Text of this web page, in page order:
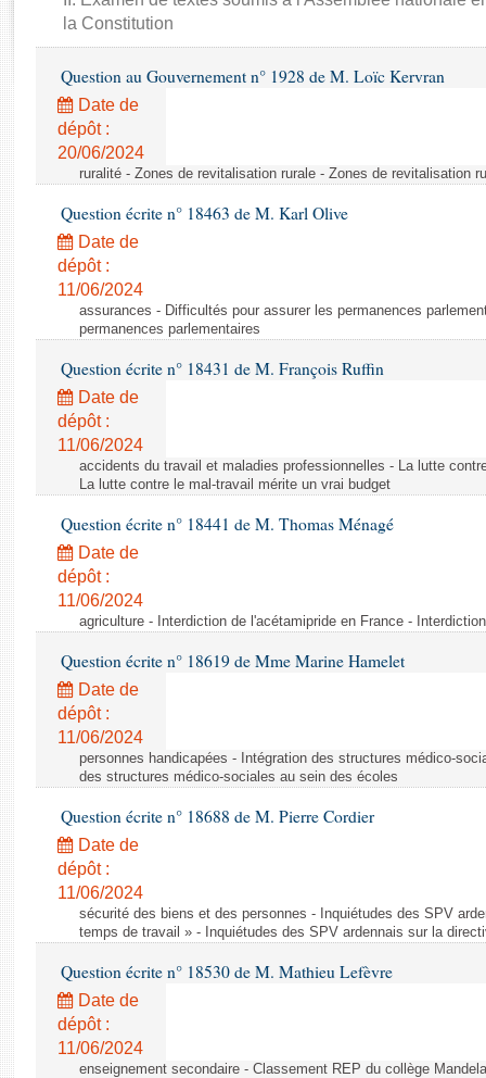
Rapports d'enquête
Rapports législatifs
Baromètre de l’application des lois
Dossiers législatifs
Budget et sécurité sociale
la Constitution
Question au Gouvernement n° 1928 de M. Loïc Kervran
Date de
dépôt :
20/06/2024
ruralité - Zones de revitalisation rurale - Zones de revitalisation
Question écrite n° 18463 de M. Karl Olive
Date de
dépôt :
11/06/2024
assurances - Difficultés pour assurer les permanences
permanences parlementaires
Question écrite n° 18431 de M. François Ruffin
Date de
dépôt :
11/06/2024
accidents du travail et maladies professionnelles - La lutte
La lutte contre le mal-travail mérite un vrai budget
Question écrite n° 18441 de M. Thomas Ménagé
Date de
dépôt :
11/06/2024
agriculture - Interdiction de l'acétamipride en France -
Question écrite n° 18619 de Mme Marine Hamelet
Date de
dépôt :
11/06/2024
personnes handicapées - Intégration des structures médico-
des structures médico-sociales au sein des écoles
Question écrite n° 18688 de M. Pierre Cordier
Date de
dépôt :
11/06/2024
sécurité des biens et des personnes - Inquiétudes des SPV
temps de travail » - Inquiétudes des SPV ardennais sur la
Question écrite n° 18530 de M. Mathieu Lefèvre
Date de
dépôt :
11/06/2024
enseignement secondaire - Classement REP du collège